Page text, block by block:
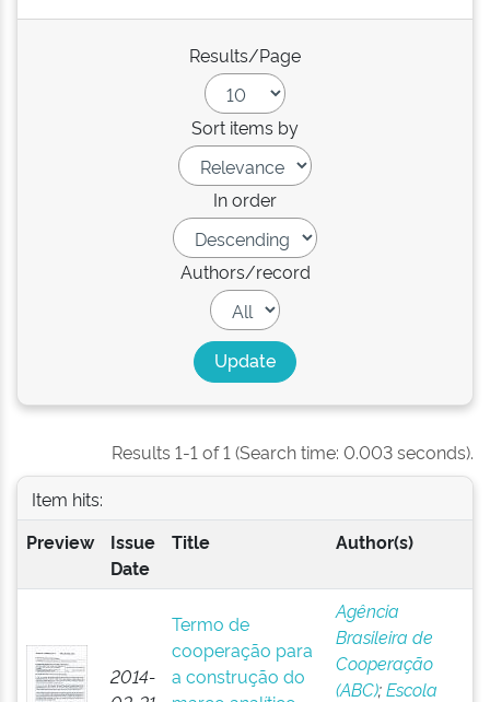
Results/Page
Sort items by
In order
Authors/record
Results 1-1 of 1 (Search time: 0.003 seconds).
Item hits:
Preview
Issue
Date
Title Author(s)
2014-
Termo de
cooperação para
a construção do
Agência
Brasileira de
Cooperação
(ABC);Escola